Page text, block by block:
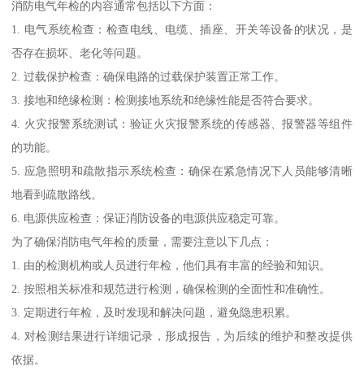
消防电气年检的内容通常包括以下方面：
1. 电气系统检查：检查电线、电缆、插座、开关等设备的状况，是
否存在损坏、老化等问题。
2. 过载保护检查：确保电路的过载保护装置正常工作。
3. 接地和绝缘检测：检测接地系统和绝缘性能是否符合要求。
4. 火灾报警系统测试：验证火灾报警系统的传感器、报警器等组件
的功能。
5. 应急照明和疏散指示系统检查：确保在紧急情况下人员能够清晰
地看到疏散路线。
6. 电源供应检查：保证消防设备的电源供应稳定可靠。
为了确保消防电气年检的质量，需要注意以下几点：
1. 由的检测机构或人员进行年检，他们具有丰富的经验和知识。
2. 按照相关标准和规范进行检测，确保检测的全面性和准确性。
3. 定期进行年检，及时发现和解决问题，避免隐患积累。
4. 对检测结果进行详细记录，形成报告，为后续的维护和整改提供
依据。